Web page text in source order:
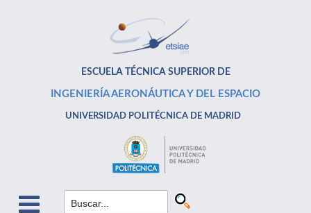
ESCUELA TÉCNICA SUPERIOR DE
INGENIERÍA AERONÁUTICA Y DEL ESPACIO
UNIVERSIDAD POLITÉCNICA DE MADRID